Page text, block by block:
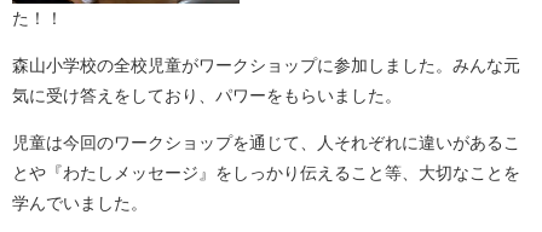
た！！
森山小学校の全校児童がワークショップに参加しました。みんな元
気に受け答えをしており、パワーをもらいました。
児童は今回のワークショップを通じて、人それぞれに違いがあるこ
とや『わたしメッセージ』をしっかり伝えること等、大切なことを
学んでいました。